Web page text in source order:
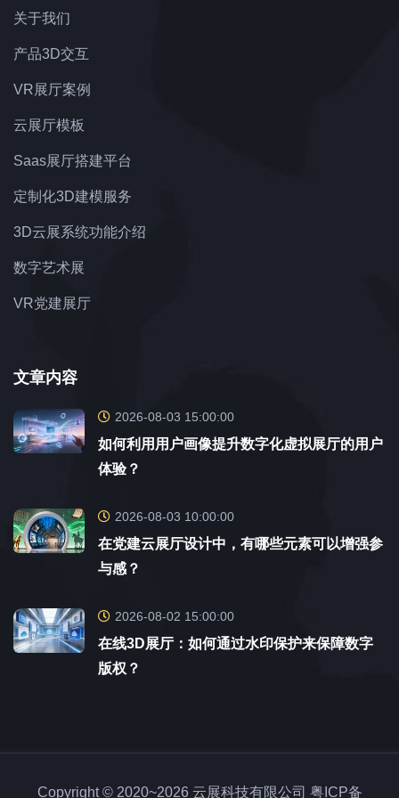
关于我们
产品3D交互
VR展厅案例
云展厅模板
Saas展厅搭建平台
定制化3D建模服务
3D云展系统功能介绍
数字艺术展
VR党建展厅
文章内容
2026-08-03 15:00:00
如何利用用户画像提升数字化虚拟展厅的用户
体验？
2026-08-03 10:00:00
在党建云展厅设计中，有哪些元素可以增强参
与感？
2026-08-02 15:00:00
在线3D展厅：如何通过水印保护来保障数字
版权？
Copyright © 2020~2026 云展科技有限公司 粤ICP备